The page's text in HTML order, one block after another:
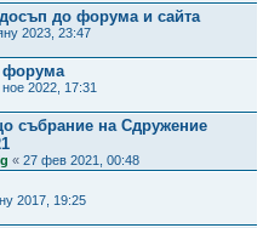
до форума и сайта
2023, 23:47
форума
2022, 17:31
събрание на Сдружение
« 27 фев 2021, 00:48
2017, 19:25